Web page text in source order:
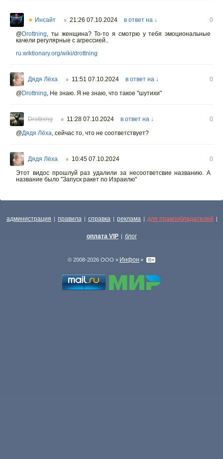
★ Инсайт ○ 21:26 07.10.2024 в ответ на ↓
0
@Drottning
ты женщина? То-то я смотрю у тебя эмоциональные
качели регулярные с агрессией..
ru.wiktionary.org/wiki/drottning
Дядя Лёха ○ 11:51 07.10.2024 в ответ на ↓
0
@Drottning Не знаю. Я не знаю, что такое "шутихи"
Drottning ○ 11:28 07.10.2024 в ответ на ↓
0
@Дядя Лёха сейчас то, что не соответствует?
Дядя Лёха ○ 10:45 07.10.2024
0
Этот видос прошлуй раз удалили за несоответсвие названию. А
название было "Запуск ракет по Израилю"
администрация | правила | справка | реклама | для правообладателей |
оплата VIP | блог
© 2008-2026 ООО « Инфон »